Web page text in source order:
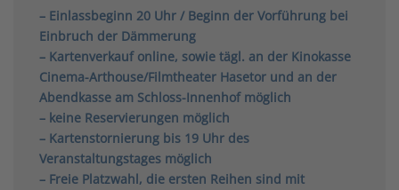
– Einlassbeginn 20 Uhr / Beginn der Vorführung bei
Einbruch der Dämmerung
– Kartenverkauf online, sowie tägl. an der Kinokasse
Cinema-Arthouse/Filmtheater Hasetor und an der
Abendkasse am Schloss-Innenhof möglich
– keine Reservierungen möglich
– Kartenstornierung bis 19 Uhr des
Veranstaltungstages möglich
– Freie Platzwahl, die ersten Reihen sind mit